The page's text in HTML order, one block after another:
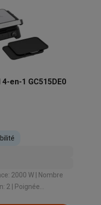
en-1 GC515DE0
Oui | Gril 180°: Oui